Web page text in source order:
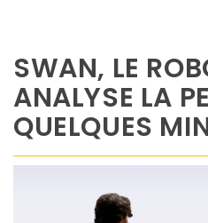
SWAN, LE
ANALYSE LA
QUELQUES